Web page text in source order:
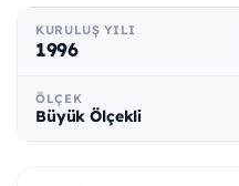
KURULUŞ YILI
1996
ÖLÇEK
Büyük Ölçekli